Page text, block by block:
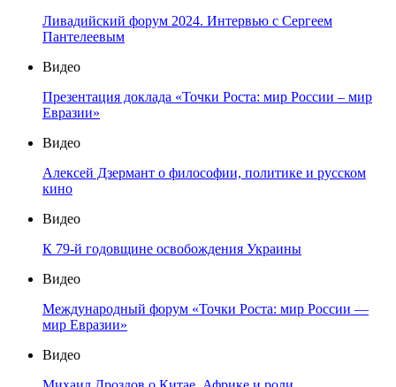
Ливадийский форум 2024. Интервью с Сергеем
Пантелеевым
Видео
Презентация доклада «Точки Роста: мир России – мир
Евразии»
Видео
Алексей Дзермант о философии, политике и русском
кино
Видео
К 79-й годовщине освобождения Украины
Видео
Международный форум «Точки Роста: мир России —
мир Евразии»
Видео